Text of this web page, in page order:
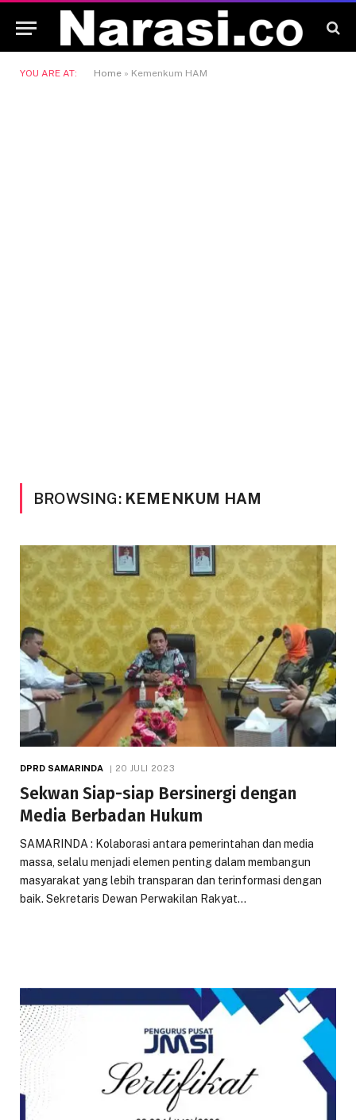
YOU ARE AT: Home » Kemenkum HAM
BROWSING: KEMENKUM HAM
DPRD SAMARINDA 20 JULI 2023
Sekwan Siap-siap Bersinergi dengan
Media Berbadan Hukum
SAMARINDA : Kolaborasi antara pemerintahan dan media
massa, selalu menjadi elemen penting dalam membangun
masyarakat yang lebih transparan dan terinformasi dengan
baik. Sekretaris Dewan Perwakilan Rakyat…